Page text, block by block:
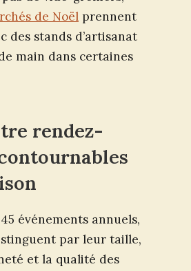
de Noël prennent
des stands d’artisanat
main dans certaines
rendez-
événements annuels,
par leur taille,
et la qualité des